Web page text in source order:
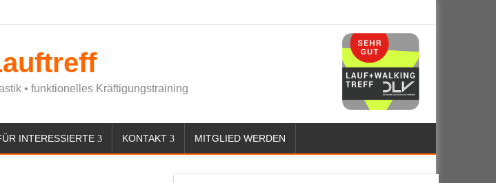
• funktionelles Kräftigungstraining
INTERESSIERTE KONTAKT MITGLIED WERDEN